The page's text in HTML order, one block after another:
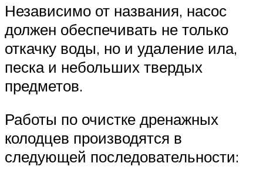
Независимо от названия, насос
должен обеспечивать не только
откачку воды, но и удаление ила,
песка и небольших твердых
предметов.
Работы по очистке дренажных
колодцев производятся в
следующей последовательности: